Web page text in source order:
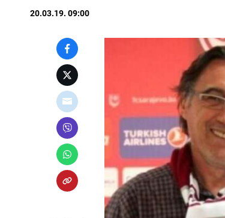
20.03.19. 09:00